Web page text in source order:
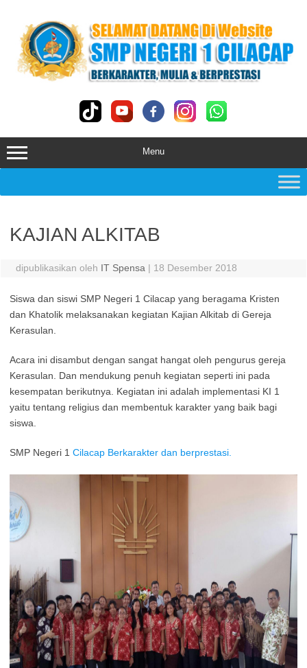
content
Menu
KAJIAN ALKITAB
dipublikasikan oleh IT Spensa | 18 Desember 2018
Siswa dan siswi SMP Negeri 1 Cilacap yang beragama Kristen
dan Khatolik melaksanakan kegiatan Kajian Alkitab di Gereja
Kerasulan.
Acara ini disambut dengan sangat hangat oleh pengurus gereja
Kerasulan. Dan mendukung penuh kegiatan seperti ini pada
kesempatan berikutnya. Kegiatan ini adalah implementasi KI 1
yaitu tentang religius dan membentuk karakter yang baik bagi
siswa.
SMP Negeri 1 Cilacap Berkarakter dan berprestasi.